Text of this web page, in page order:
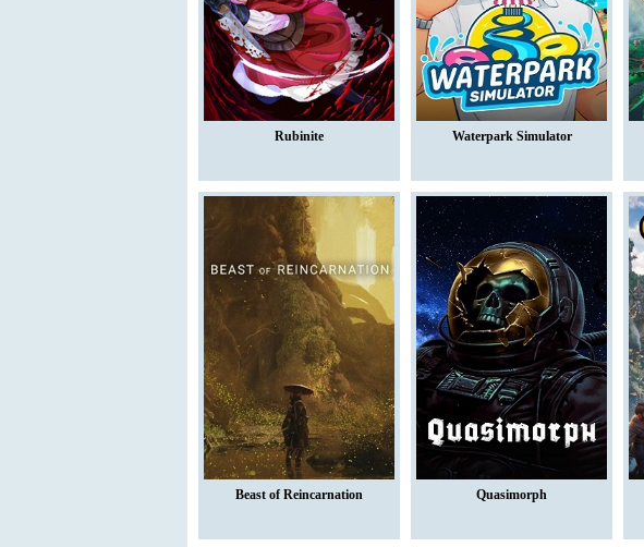
Rubinite Waterpark Simulator
Beast of Reincarnation Quasimorph